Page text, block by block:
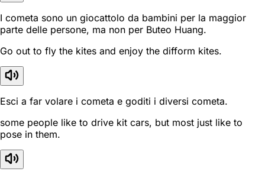
I cometa sono un giocattolo da bambini per la maggior
parte delle persone, ma non per Buteo Huang.
Go out to fly the kites and enjoy the difform kites.
Esci a far volare i cometa e goditi i diversi cometa.
some people like to drive kit cars, but most just like to
pose in them.